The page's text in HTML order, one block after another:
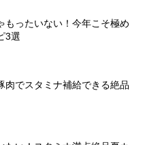
もったいない！今年こそ極め
3選
肉でスタミナ補給できる絶品